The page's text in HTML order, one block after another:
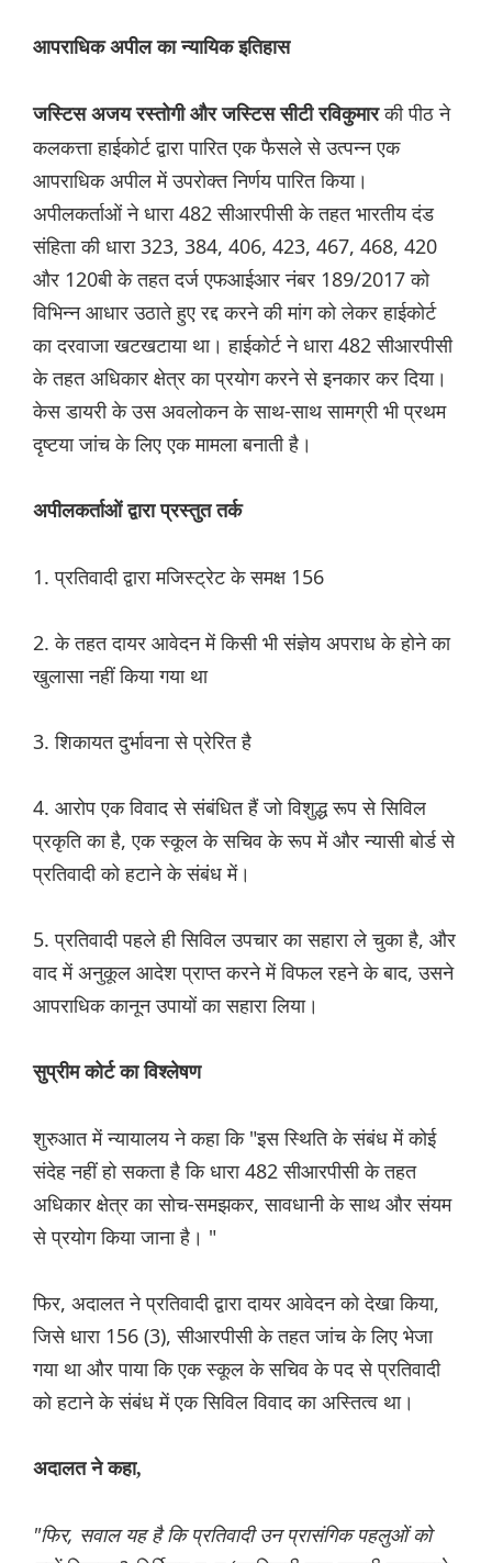
आपराधिक अपील का न्यायिक इतिहास
जस्टिस अजय रस्तोगी और जस्टिस सीटी रविकुमारकी पीठ ने
कलकत्ता हाईकोर्ट द्वारा पारित एक फैसले से उत्पन्न एक
आपराधिक अपील में उपरोक्त निर्णय पारित किया।
अपीलकर्ताओं ने धारा 482 सीआरपीसी के तहत भारतीय दंड
संहिता की धारा 323, 384, 406, 423, 467, 468, 420
और 120बी के तहत दर्ज एफआईआर नंबर 189/2017 को
विभिन्न आधार उठाते हुए रद्द करने की मांग को लेकर हाईकोर्ट
का दरवाजा खटखटाया था। हाईकोर्ट ने धारा 482 सीआरपीसी
के तहत अधिकार क्षेत्र का प्रयोग करने से इनकार कर दिया।
केस डायरी के उस अवलोकन के साथ-साथ सामग्री भी प्रथम
दृष्टया जांच के लिए एक मामला बनाती है।
अपीलकर्ताओं द्वारा प्रस्तुत तर्क
1. प्रतिवादी द्वारा मजिस्ट्रेट के समक्ष 156
2. के तहत दायर आवेदन में किसी भी संज्ञेय अपराध के होने का
खुलासा नहीं किया गया था
3. शिकायत दुर्भावना से प्रेरित है
4. आरोप एक विवाद से संबंधित हैं जो विशुद्ध रूप से सिविल
प्रकृति का है, एक स्कूल के सचिव के रूप में और न्यासी बोर्ड से
प्रतिवादी को हटाने के संबंध में।
5. प्रतिवादी पहले ही सिविल उपचार का सहारा ले चुका है, और
वाद में अनुकूल आदेश प्राप्त करने में विफल रहने के बाद, उसने
आपराधिक कानून उपायों का सहारा लिया।
सुप्रीम कोर्ट का विश्लेषण
शुरुआत में न्यायालय ने कहा कि "इस स्थिति के संबंध में कोई
संदेह नहीं हो सकता है कि धारा 482 सीआरपीसी के तहत
अधिकार क्षेत्र का सोच-समझकर, सावधानी के साथ और संयम
से प्रयोग किया जाना है। "
फिर, अदालत ने प्रतिवादी द्वारा दायर आवेदन को देखा किया,
जिसे धारा 156 (3), सीआरपीसी के तहत जांच के लिए भेजा
गया था और पाया कि एक स्कूल के सचिव के पद से प्रतिवादी
को हटाने के संबंध में एक सिविल विवाद का अस्तित्व था।
अदालत ने कहा,
"फिर, सवाल यह है कि प्रतिवादी उन प्रासंगिक पहलुओं को